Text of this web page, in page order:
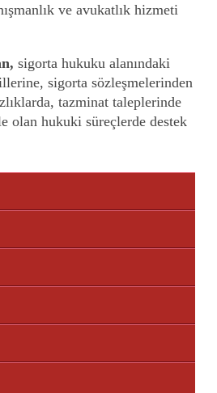
ve avukatlık hizmeti
sigorta hukuku alanındaki
sigorta sözleşmelerinden
tazminat taleplerinde
olan hukuki süreçlerde destek